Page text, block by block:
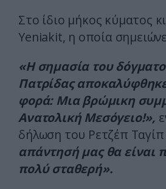
Στο ίδιο μήκος κύματος
Yeniakit, η οποία
«Η σημασία του
Πατρίδας
φορά: Μια βρώμικη
Ανατολική Μεσόγειο!»,
δήλωση του Ρετζέπ Ταγίπ
απάντησή μας θα είναι
πολύ σταθερή».